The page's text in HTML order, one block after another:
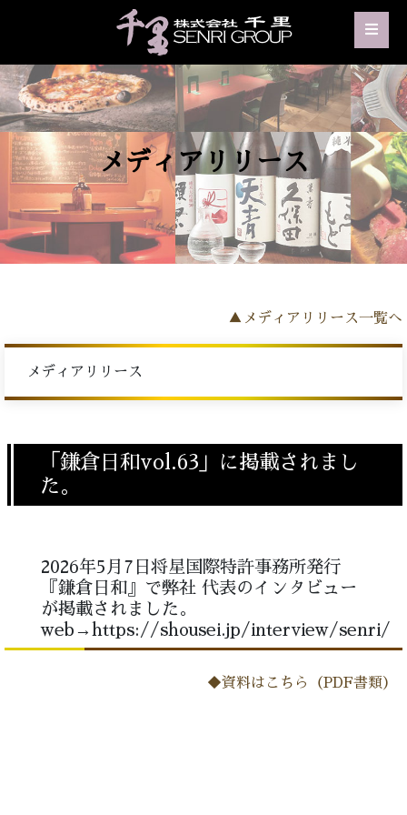
メディアリリース
▲メディアリリース一覧へ
メディアリリース
「鎌倉日和vol.63」に掲載されまし
た。
2026年5月7日将星国際特許事務所発行
『鎌倉日和』で弊社 代表のインタビュー
が掲載されました。
web→https://shousei.jp/interview/senri/
◆資料はこちら（PDF書類）